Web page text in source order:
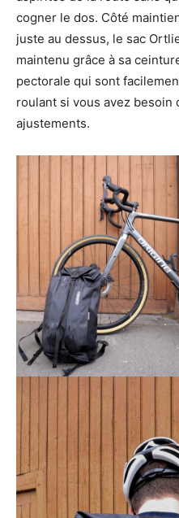
cogner le dos. Côté
juste au dessus, le sac
maintenu grâce à sa
pectorale qui sont
roulant si vous avez besoin
ajustements.